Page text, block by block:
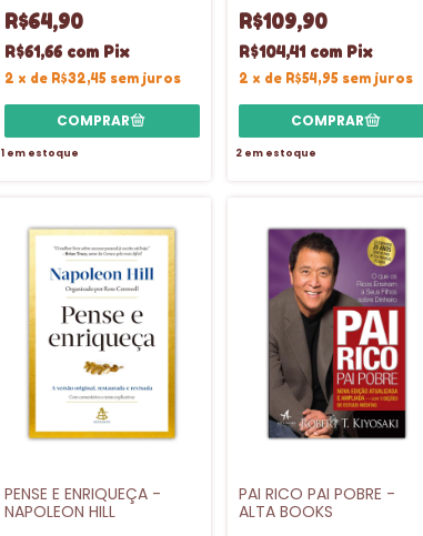
R$64,90
R$61,66 com Pix
2 x de R$32,45 sem juros
1em estoque
R$109,90
R$104,41 com Pix
2 x de R$54,95 sem juros
2em estoque
PENSE E ENRIQUEÇA -
NAPOLEON HILL
PAI RICO PAI POBRE -
ALTA BOOKS